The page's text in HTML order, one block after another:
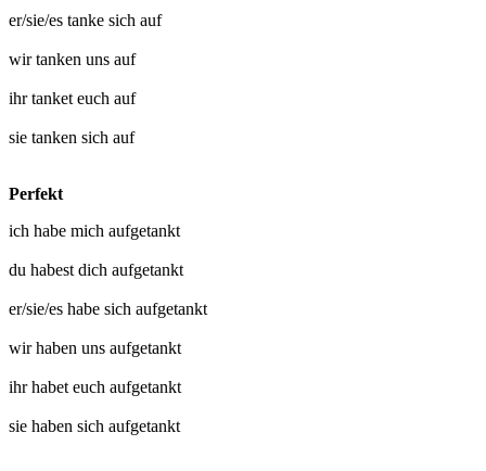
er/sie/es tanke sich auf
wirtanken uns auf
ihrtanket euch auf
sie tanken sich auf
Perfekt
ich habe mich aufgetankt
du habest dich aufgetankt
er/sie/es habe sich aufgetankt
wir haben uns aufgetankt
ihr habet euch aufgetankt
sie haben sich aufgetankt